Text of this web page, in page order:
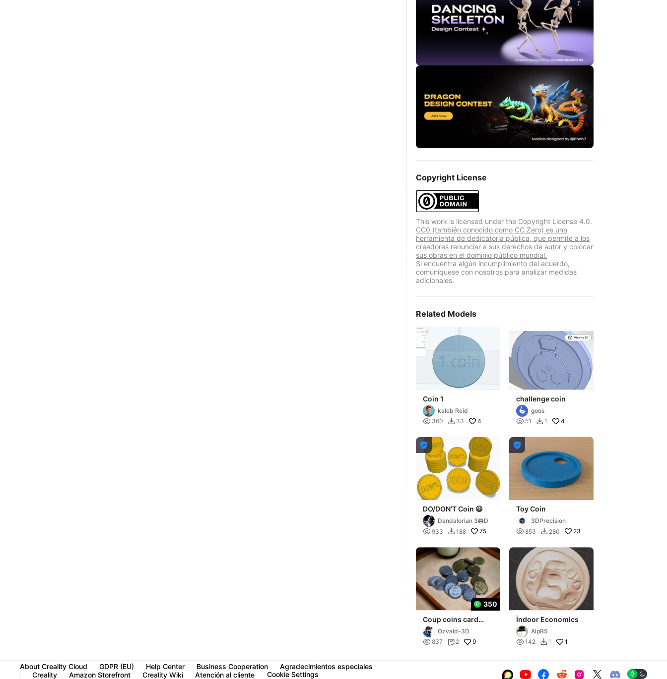
Copyright License
This work is licensed under the Copyright License 4.0.
CC0 (también conocido como CC Zero) es una
herramienta de dedicatoria pública, que permite a los
creadores renunciar a sus derechos de autor y colocar
sus obras en el dominio público mundial.
Si encuentra algún incumplimiento del acuerdo,
comuníquese con nosotros para analizar medidas
adicionales.
Related Models
Coin 1
kaleb Reid
 360  33 4
challenge coin
goos
 51  1 4

DO/DON'T Coin 😃
Dandalorian 3🖨️D
 933  188 75

Toy Coin
3DPrecision
 853  280 23
350
Coup coins card
gameOzvald-3D
 837  2 9
İndoor Economics
AlpB5
 142  1 1
About Creality Cloud GDPR (EU) Help Center Business Cooperation
Agradecimientos especiales
Creality
Amazon Storefront Creality Wiki Atención al cliente Cookie Settings      